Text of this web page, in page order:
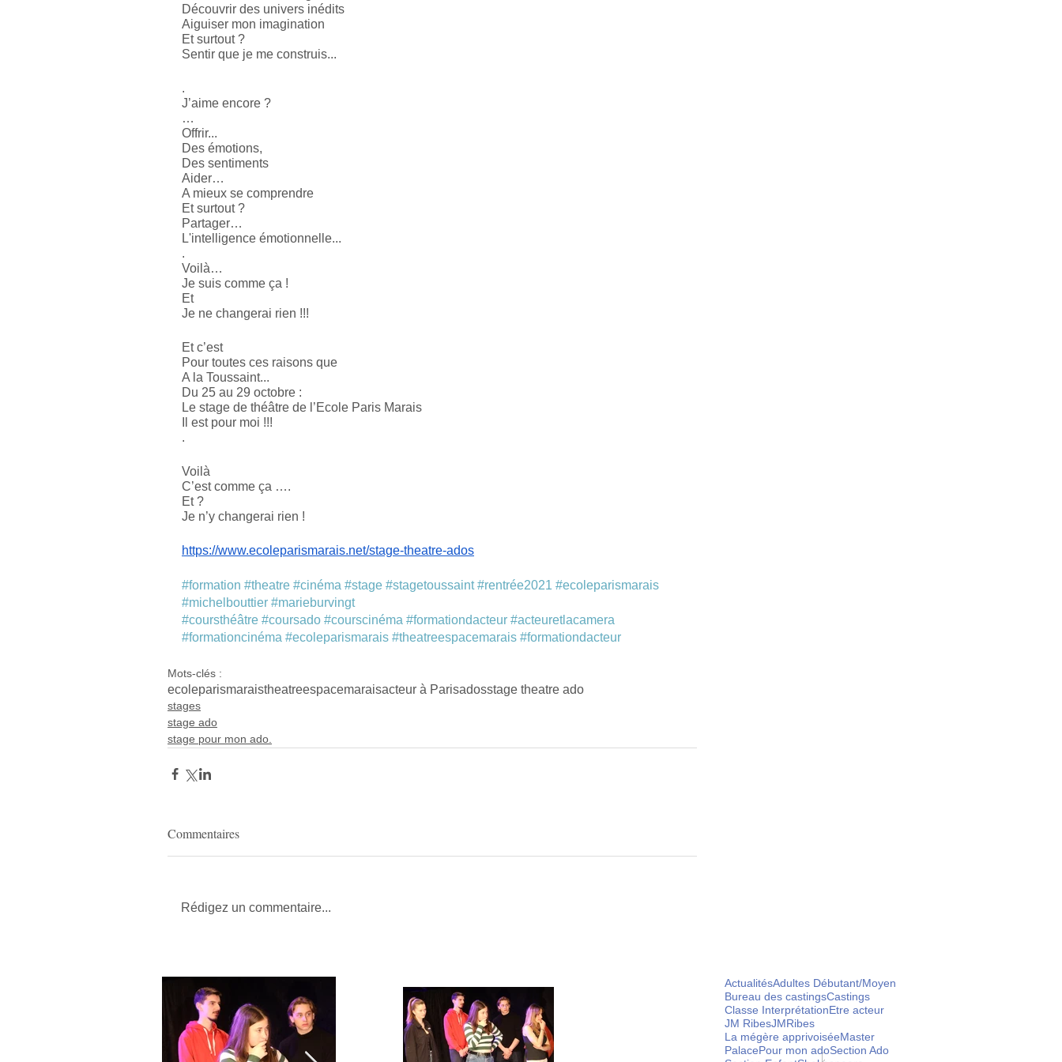
Découvrir des univers inédits
Aiguiser mon imagination
Et surtout ?
Sentir que je me construis...
.
J’aime encore ?
…
Offrir...
Des émotions,
Des sentiments
Aider…
A mieux se comprendre
Et surtout ?
Partager…
L'intelligence émotionnelle...
.
Voilà…
Je suis comme ça !
Et
Je ne changerai rien !!!
Et c’est
Pour toutes ces raisons que
A la Toussaint...
Du 25 au 29 octobre :
Le stage de théâtre de l’Ecole Paris Marais
Il est pour moi !!!
.
Voilà
C’est comme ça ….
Et ?
Je n’y changerai rien !
https://www.ecoleparismarais.net/stage-theatre-ados
#formation #theatre #cinéma #stage #stagetoussaint #rentrée2021 #ecoleparismarais
#michelbouttier #marieburvingt
#coursthéâtre #coursado #courscinéma #formationdacteur #acteuretlacamera
#formationcinéma #ecoleparismarais #theatreespacemarais #formationdacteur
Mots-clés :
ecoleparismaraistheatreespacemaraisacteur à Parisadosstage theatre ado
stages
stage ado
stage pour mon ado.
Commentaires
Rédigez un commentaire...
Marais : voici 4 nouveaux stages pour sublimer
ton talent (+ tes vidéos offertes)
ActualitésAdultes Débutant/Moyen
Bureau des castingsCastings
Classe InterprétationEtre acteur
JM RibesJMRibes
La mégère apprivoiséeMaster
PalacePour mon adoSection Ado